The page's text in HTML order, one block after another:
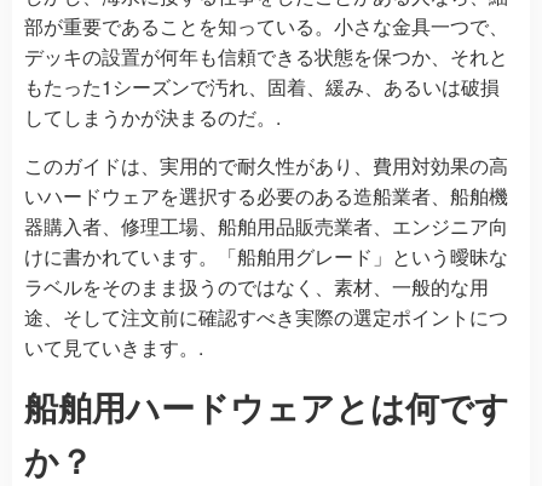
部が重要であることを知っている。小さな金具一つで、
デッキの設置が何年も信頼できる状態を保つか、それと
もたった1シーズンで汚れ、固着、緩み、あるいは破損
してしまうかが決まるのだ。.
このガイドは、実用的で耐久性があり、費用対効果の高
いハードウェアを選択する必要のある造船業者、船舶機
器購入者、修理工場、船舶用品販売業者、エンジニア向
けに書かれています。「船舶用グレード」という曖昧な
ラベルをそのまま扱うのではなく、素材、一般的な用
途、そして注文前に確認すべき実際の選定ポイントにつ
いて見ていきます。.
船舶用ハードウェアとは何です
か？